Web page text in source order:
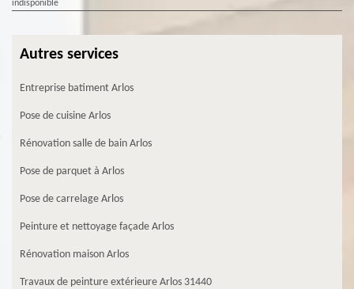
indisponible
Autres services
Entreprise batiment Arlos
Pose de cuisine Arlos
Rénovation salle de bain Arlos
Pose de parquet à Arlos
Pose de carrelage Arlos
Peinture et nettoyage façade Arlos
Rénovation maison Arlos
Travaux de peinture extérieure Arlos 31440